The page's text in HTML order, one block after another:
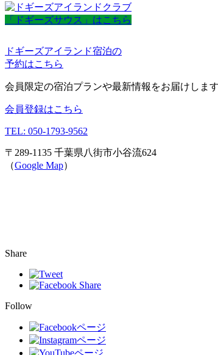
「ドギーズサウス」はこちら
ドギーズアイランド宿泊の
予約はこちら
会員限定の宿泊プランや最新情報をお届けします
会員登録はこちら
TEL: 050-1793-9562
〒289-1135 千葉県八街市小谷流624
（Google Map）
Share
Follow